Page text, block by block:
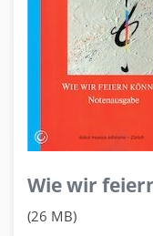
Wie wir
(26 MB)